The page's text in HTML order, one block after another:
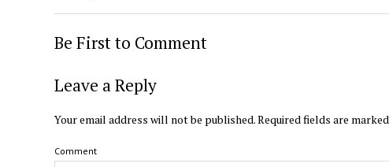
Be First to Comment
Leave a Reply
Your email address will not be published.Required fields are marked
Comment